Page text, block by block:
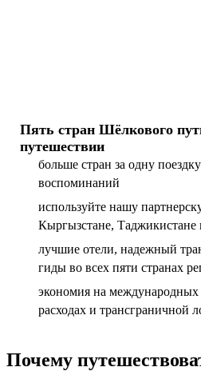
Пять стран Шёлкового
путешествии
больше стран за одну
воспоминаний
используйте нашу
Кыргызстане, Таджикистане
лучшие отели, надежный
гиды во всех пяти странах
экономия на международных
расходах и трансграничной
Почему